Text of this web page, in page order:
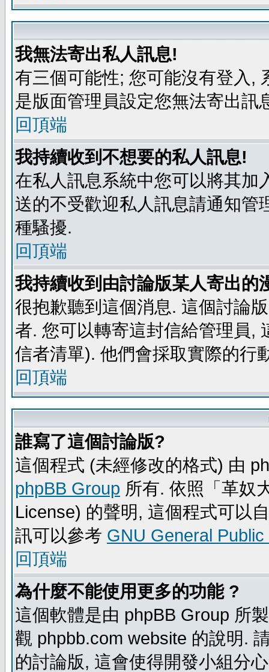
我無法寄出私人訊息!
有三個可能性; 您可能沒有登入,
是版面管理員設定您無法寄出訊
回頂端
我持續收到不想要的私人訊息!
在私人訊息系統中您可以將其加
送的不受歡迎私人訊息請通知管
種騷擾.
回頂端
我持續收到由討論版某人寄出的
很抱歉聽到這個消息. 這個討論
者. 您可以轉寄這封信給管理員,
信者清單). 他們會採取實際的行
回頂端
誰寫了這個討論版?
這個程式 (未經修改的格式) 由
phpBB Group 所有. 依照「革奴
License) 的聲明, 這個程式可以
訊可以參考 GNU General
回頂端
為什麼不能使用更多的功能 ?
這個軟體是由 phpBB Group 所
觀 phpbb.com website 的說明.
的討論版, 這會使得開發小組分